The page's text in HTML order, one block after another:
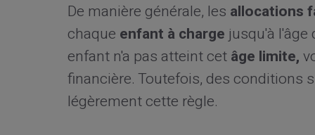
De manière générale, les allocations
chaque enfant à charge jusqu'à l'âge
enfant n'a pas atteint cetâge limite,
financière. Toutefois, des conditions
légèrement cette règle.